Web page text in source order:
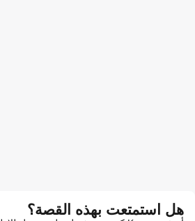
هل استمتعت بهذه القصة؟